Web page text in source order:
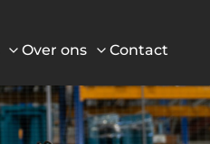
Over ons Contact